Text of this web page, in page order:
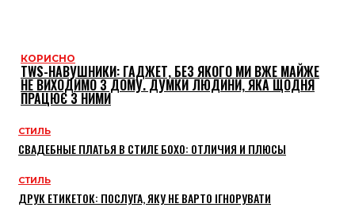
КОРИСНО
TWS-НАВУШНИКИ: ГАДЖЕТ, БЕЗ ЯКОГО МИ ВЖЕ МАЙЖЕ
НЕ ВИХОДИМО З ДОМУ. ДУМКИ ЛЮДИНИ, ЯКА ЩОДНЯ
ПРАЦЮЄ З НИМИ
СТИЛЬ
СВАДЕБНЫЕ ПЛАТЬЯ В СТИЛЕ БОХО: ОТЛИЧИЯ И ПЛЮСЫ
СТИЛЬ
ДРУК ЕТИКЕТОК: ПОСЛУГА, ЯКУ НЕ ВАРТО ІГНОРУВАТИ